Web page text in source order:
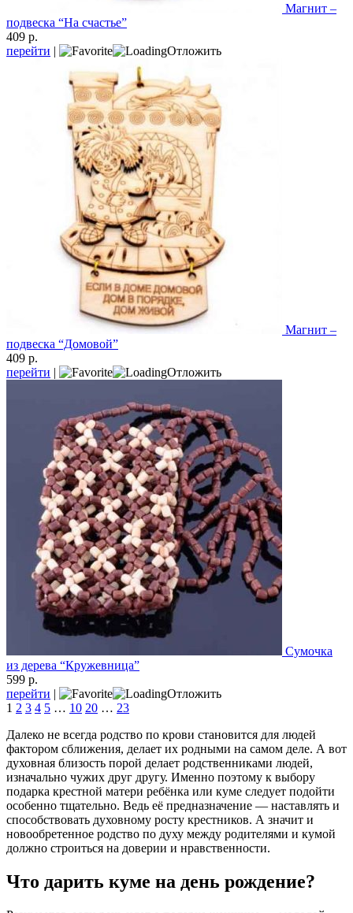
Магнит –
подвеска “На счастье”
409 р.
перейти | Отложить
Магнит –
подвеска “Домовой”
409 р.
перейти | Отложить
Сумочка
из дерева “Кружевница”
599 р.
перейти |
Отложить
1 2 3 4 5 … 10 20 … 23
Далеко не всегда родство по крови становится для людей
фактором сближения, делает их родными на самом деле. А вот
духовная близость порой делает родственниками людей,
изначально чужих друг другу. Именно поэтому к выбору
подарка крестной матери ребёнка или куме следует подойти
особенно тщательно. Ведь её предназначение — наставлять и
способствовать духовному росту крестников. А значит и
новообретенное родство по духу между родителями и кумой
должно строиться на доверии и нравственности.
Что дарить куме на день рождение?